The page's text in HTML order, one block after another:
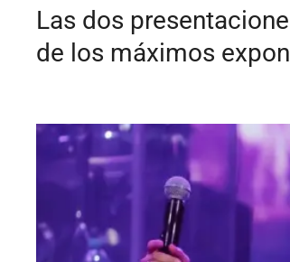
Las dos
de los máximos